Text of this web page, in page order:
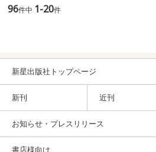
96件中 1-20件
新星出版社トップページ
新刊 近刊
お知らせ・プレスリリース
書店様向け